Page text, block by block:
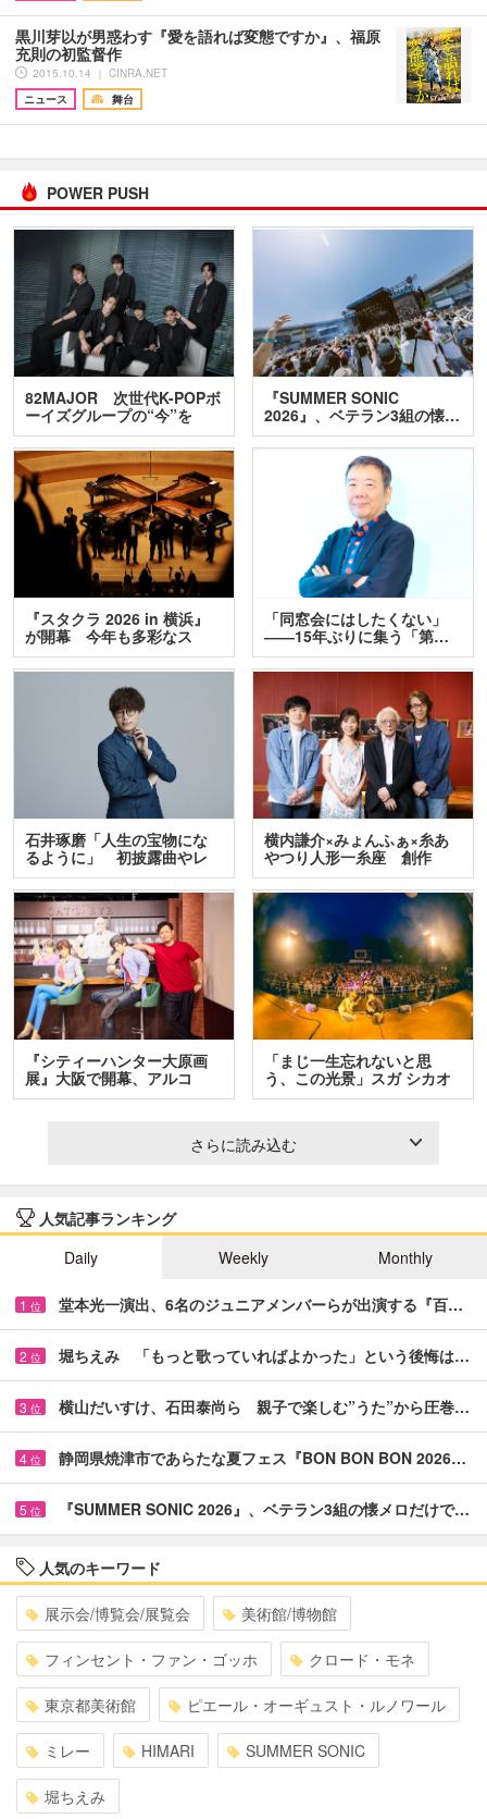
黒川芽以が男惑わす『愛を語れば変態ですか』、福原
充則の初監督作
2015.10.14 ｜ CINRA.NET
ニュース
舞台
POWER PUSH
82MAJOR 次世代K-POPボ
ーイズグループの“今”を
訊…
『SUMMER SONIC
2026』、ベテラン3組の懐…
『スタクラ 2026 in 横浜』
が開幕 今年も多彩なス
テ…
「同窓会にはしたくない」
――15年ぶりに集う「第…
石井琢磨「人生の宝物にな
るように」 初披露曲やレ
ア…
横内謙介×みょんふぁ×糸あ
やつり人形一糸座 創作
人…
『シティーハンター大原画
展』大阪で開幕、アルコ
＆…
「まじ一生忘れないと思
う、この光景」スガ シカオ
と…
さらに読み込む
人気記事ランキング
Daily
Weekly Monthly
1 位 堂本光一演出、6名のジュニアメンバーらが出演する『百…
2 位 堀ちえみ 「もっと歌っていればよかった」という後悔は…
3 位 横山だいすけ、石田泰尚ら 親子で楽しむ”うた”から圧巻…
4 位 静岡県焼津市であらたな夏フェス『BON BON BON 2026…
5 位 『SUMMER SONIC 2026』、ベテラン3組の懐メロだけで…
人気のキーワード
展示会/博覧会/展覧会 美術館/博物館
フィンセント・ファン・ゴッホ クロード・モネ
東京都美術館 ピエール・オーギュスト・ルノワール
ミレー HIMARI SUMMER SONIC
堀ちえみ